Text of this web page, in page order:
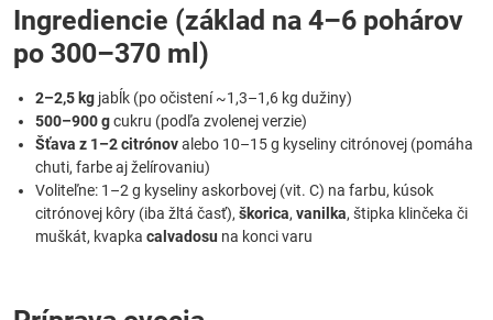
Ingrediencie (základ na 4–6 pohárov
po 300–370 ml)
2–2,5 kg jabĺk (po očistení ~1,3–1,6 kg dužiny)
500–900 gcukru (podľa zvolenej verzie)
Šťava z 1–2 citrónovalebo 10–15 g kyseliny citrónovej (pomáha
chuti, farbe aj želírovaniu)
Voliteľne: 1–2 g kyseliny askorbovej (vit. C) na farbu, kúsok
citrónovej kôry (iba žltá časť), škorica, vanilka, štipka klinčeka či
muškát, kvapka calvadosu na konci varu